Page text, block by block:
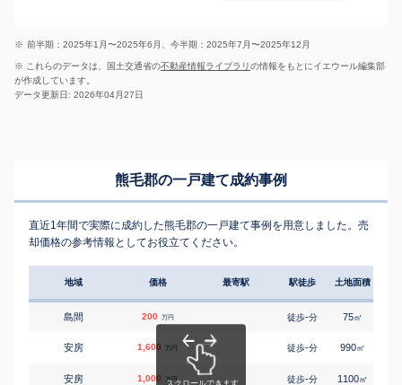
※ 前半期：2025年1月〜2025年6月、今半期：2025年7月〜2025年12月
※ これらのデータは、国土交通省の不動産情報ライブラリの情報をもとにイエウール編集部
が作成しています。
データ更新日: 2026年04月27日
熊毛郡の一戸建て成約事例
直近1年間で実際に成約した熊毛郡の一戸建て事例を用意しました。売
却価格の参考情報としてお役立てください。
地域 価格 最寄駅 駅徒歩 土地面積
島間 200 万円 徒歩-分 75㎡
安房 1,600 万円 徒歩-分 990㎡
安房 1,000 万円 徒歩-分 1100㎡